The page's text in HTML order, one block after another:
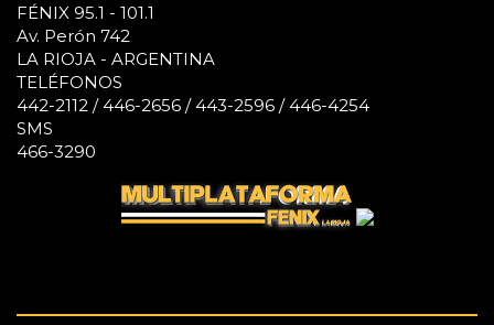
FÉNIX 95.1 - 101.1
Av. Perón 742
LA RIOJA - ARGENTINA
TELÉFONOS
442-2112 / 446-2656 / 443-2596 / 446-4254
SMS
466-3290